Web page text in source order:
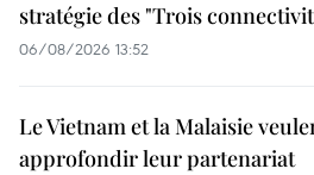
stratégie des "Trois
06/08/2026 13:52
Le Vietnam et la Malaisie
approfondir leur partenariat